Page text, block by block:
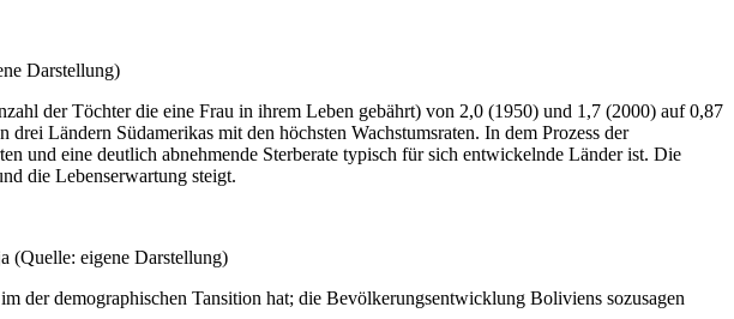
Darstellung)
der Töchter die eine Frau in ihrem Leben gebährt) von 2,0 (1950) und 1,7 (2000) auf 0,87
Ländern Südamerikas mit den höchsten Wachstumsraten. In dem Prozess der
und eine deutlich abnehmende Sterberate typisch für sich entwickelnde Länder ist. Die
die Lebenserwartung steigt.
(Quelle: eigene Darstellung)
der demographischen Tansition hat; die Bevölkerungsentwicklung Boliviens sozusagen